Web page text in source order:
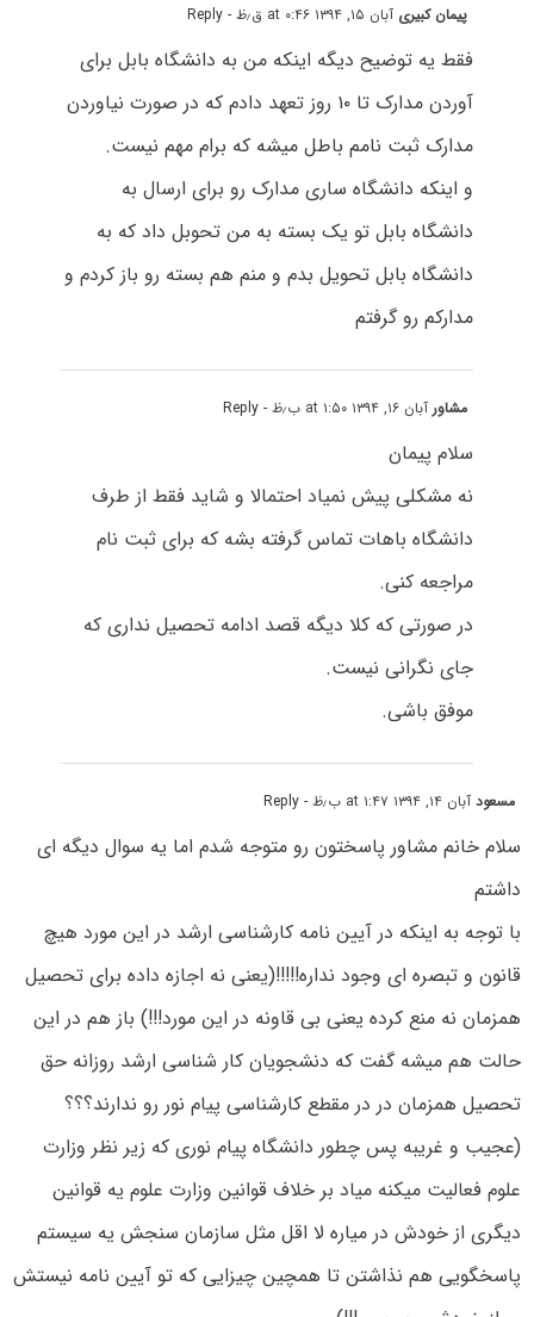
پیمان کبیری آبان ۱۵, ۱۳۹۴ at ۰:۴۶ ق٫ظ - Reply
فقط یه توضیح دیگه اینکه من به دانشگاه بابل برای
آوردن مدارک تا ۱۰ روز تعهد دادم که در صورت نیاوردن
مدارک ثبت نامم باطل میشه که برام مهم نیست.
و اینکه دانشگاه ساری مدارک رو برای ارسال به
دانشگاه بابل تو یک بسته به من تحوبل داد که به
دانشگاه بابل تحویل بدم و منم هم بسته رو باز کردم و
مدارکم رو گرفتم
مشاورآبان ۱۶, ۱۳۹۴ at ۱:۵۰ ب٫ظ - Reply
سلام پیمان
نه مشکلی پیش نمیاد احتمالا و شاید فقط از طرف
دانشگاه باهات تماس گرفته بشه که برای ثبت نام
مراجعه کنی.
در صورتی که کلا دیگه قصد ادامه تحصیل نداری که
جای نگرانی نیست.
موفق باشی.
مسعودآبان ۱۴, ۱۳۹۴ at ۱:۴۷ ب٫ظ - Reply
سلام خانم مشاور پاسختون رو متوجه شدم اما یه سوال دیگه ای
داشتم
با توجه به اینکه در آیین نامه کارشناسی ارشد در این مورد هیچ
قانون و تبصره ای وجود نداره!!!!!(یعنی نه اجازه داده برای تحصیل
همزمان نه منع کرده یعنی بی قاونه در این مورد!!!) باز هم در این
حالت هم میشه گفت که دنشجویان کار شناسی ارشد روزانه حق
تحصیل همزمان در در مقطع کارشناسی پیام نور رو ندارند؟؟؟
(عجیب و غریبه پس چطور دانشگاه پیام نوری که زیر نظر وزارت
علوم فعالیت میکنه میاد بر خلاف قوانین وزارت علوم یه قوانین
دیگری از خودش در میاره لا اقل مثل سازمان سنجش یه سیستم
پاسخگویی هم نذاشتن تا همچین چیزایی که تو آیین نامه نیستش